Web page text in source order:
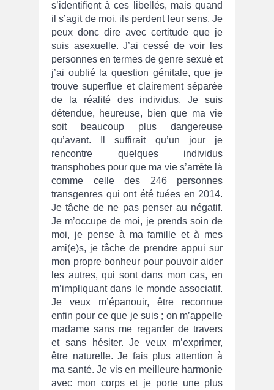
s’identifient à ces libellés, mais quand
il s’agit de moi, ils perdent leur sens. Je
peux donc dire avec certitude que je
suis asexuelle. J’ai cessé de voir les
personnes en termes de genre sexué et
j’ai oublié la question génitale, que je
trouve superflue et clairement séparée
de la réalité des individus. Je suis
détendue, heureuse, bien que ma vie
soit beaucoup plus dangereuse
qu’avant. Il suffirait qu’un jour je
rencontre quelques individus
transphobes pour que ma vie s’arrête là
comme celle des 246 personnes
transgenres qui ont été tuées en 2014.
Je tâche de ne pas penser au négatif.
Je m’occupe de moi, je prends soin de
moi, je pense à ma famille et à mes
ami(e)s, je tâche de prendre appui sur
mon propre bonheur pour pouvoir aider
les autres, qui sont dans mon cas, en
m’impliquant dans le monde associatif.
Je veux m’épanouir, être reconnue
enfin pour ce que je suis ; on m’appelle
madame sans me regarder de travers
et sans hésiter. Je veux m’exprimer,
être naturelle. Je fais plus attention à
ma santé. Je vis en meilleure harmonie
avec mon corps et je porte une plus